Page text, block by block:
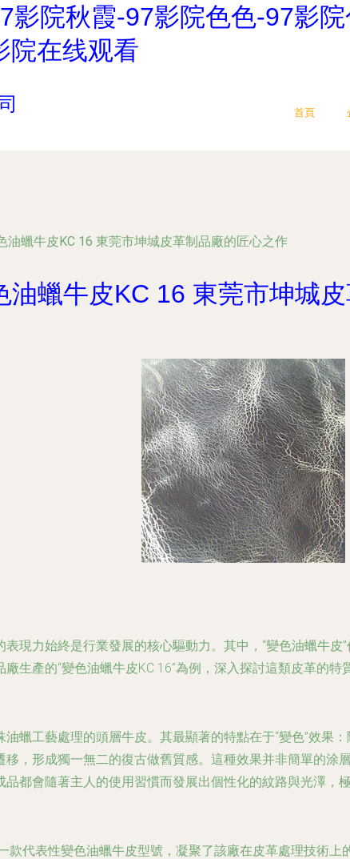
影院秋霞-97影院色色-97影
院在线观看
首頁
油蠟牛皮KC 16 東莞市坤城皮革制品廠的匠心之作
油蠟牛皮KC 16 東莞市坤城
現力始終是行業發展的核心驅動力。其中，“變色油蠟牛
生產的“變色油蠟牛皮KC 16”為例，深入探討這類皮革的特
蠟工藝處理的頭層牛皮。其最顯著的特點在于“變色”效果
，形成獨一無二的復古做舊質感。這種效果并非簡單的涂
都會隨著主人的使用習慣而發展出個性化的紋路與光澤，
款代表性變色油蠟牛皮型號，凝聚了該廠在皮革處理技術上